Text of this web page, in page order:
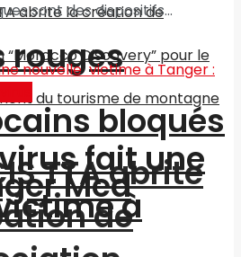
TTA abrite
de
rouges
bloqués
Med
sont des dispositifs...
fait une
à